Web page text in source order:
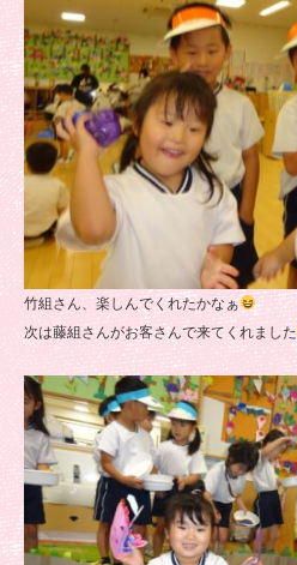
竹組さん、楽しんでくれたかなぁ
次は藤組さんがお客さんで来てくれました